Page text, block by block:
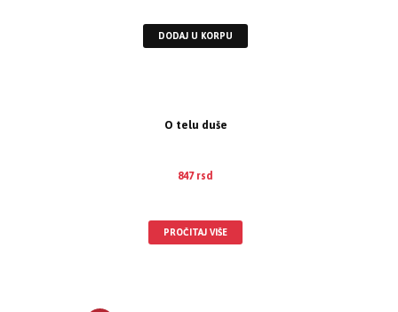
DODAJ U KORPU
O telu duše
847 rsd
PROČITAJ VIŠE